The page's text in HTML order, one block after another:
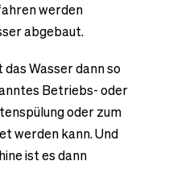
werden
abgebaut.
Wasser dann so
Betriebs- oder
oder zum
werden kann. Und
ist es dann